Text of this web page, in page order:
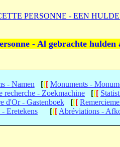
PERSONNE - EEN
- Al gebrachte hulden
- Namen [[[ Monuments -
recherche - Zoekmachine [[[
d'Or - Gastenboek [[[
Eretekens [[[ Abréviations -